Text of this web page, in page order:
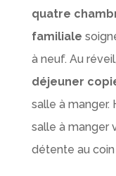
quatre
familiale
à neuf. Au
déjeuner
salle à manger.
salle à manger
détente au